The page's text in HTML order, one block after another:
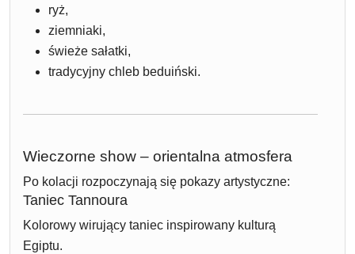
ryż,
ziemniaki,
świeże sałatki,
tradycyjny chleb beduiński.
Wieczorne show – orientalna atmosfera
Po kolacji rozpoczynają się pokazy artystyczne:
Taniec Tannoura
Kolorowy wirujący taniec inspirowany kulturą
Egiptu.